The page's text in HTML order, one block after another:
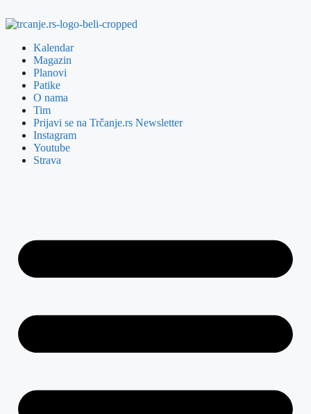
Kalendar
Magazin
Planovi
Patike
O nama
Tim
Prijavi se na Trčanje.rs Newsletter
Instagram
Youtube
Strava